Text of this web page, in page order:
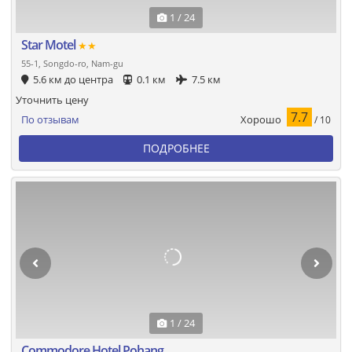
1 / 24
Star Motel★★
55-1, Songdo-ro, Nam-gu
5.6 км до центра 0.1 км 7.5 км
По отзывам Хорошо 7.7 / 10
Уточнить цену
ПОДРОБНЕЕ
1 / 24